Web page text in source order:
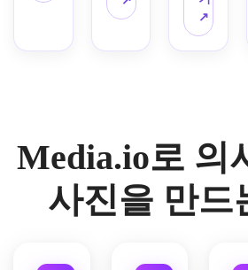
일로
문가
사진
미학
으로
바꿔
적인
피부
며,
전문
터칭,
중립
배경
정리,
로 복
장을
업그
배경
정리,
구도
개선
을 통
↗
Media.io로 의
사진을 만드